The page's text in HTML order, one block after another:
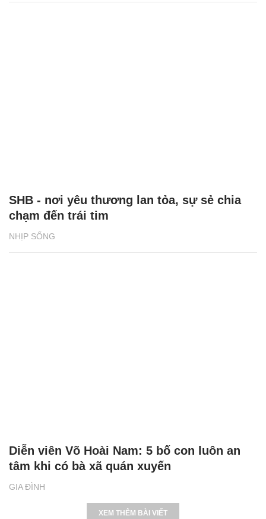
NHỊP SỐNG
SHB - nơi yêu thương lan tỏa, sự sẻ chia
chạm đến trái tim
GIA ĐÌNH
Diễn viên Võ Hoài Nam: 5 bố con luôn an
tâm khi có bà xã quán xuyến
XEM THÊM BÀI VIẾT